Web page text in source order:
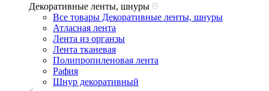
Декоративные ленты, шнуры
Все товары Декоративные ленты, шнуры
Атласная лента
Лента из органзы
Лента тканевая
Полипропиленовая лента
Рафия
Шнур декоративный